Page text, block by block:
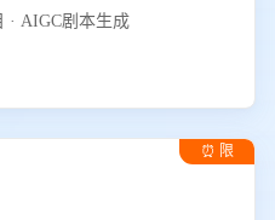
· AIGC剧本生成
⏰ 限